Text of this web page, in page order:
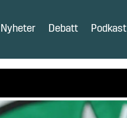
Nyheter Debatt Podkast